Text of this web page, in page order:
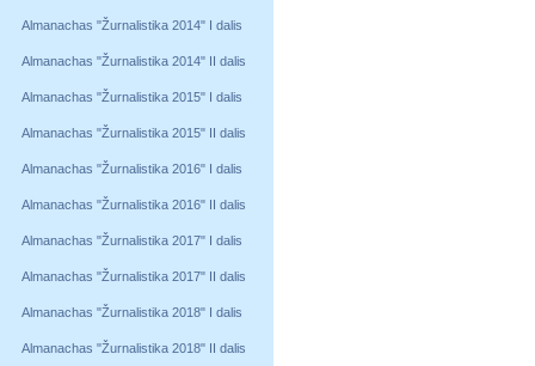
Almanachas "Žurnalistika 2014" I dalis
Almanachas "Žurnalistika 2014" II dalis
Almanachas "Žurnalistika 2015" I dalis
Almanachas "Žurnalistika 2015" II dalis
Almanachas "Žurnalistika 2016" I dalis
Almanachas "Žurnalistika 2016" II dalis
Almanachas "Žurnalistika 2017" I dalis
Almanachas "Žurnalistika 2017" II dalis
Almanachas "Žurnalistika 2018" I dalis
Almanachas "Žurnalistika 2018" II dalis